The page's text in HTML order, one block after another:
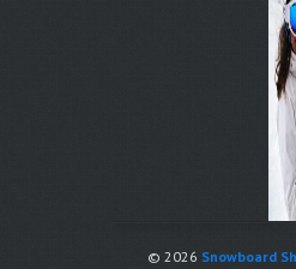
© 2026 Snowboard